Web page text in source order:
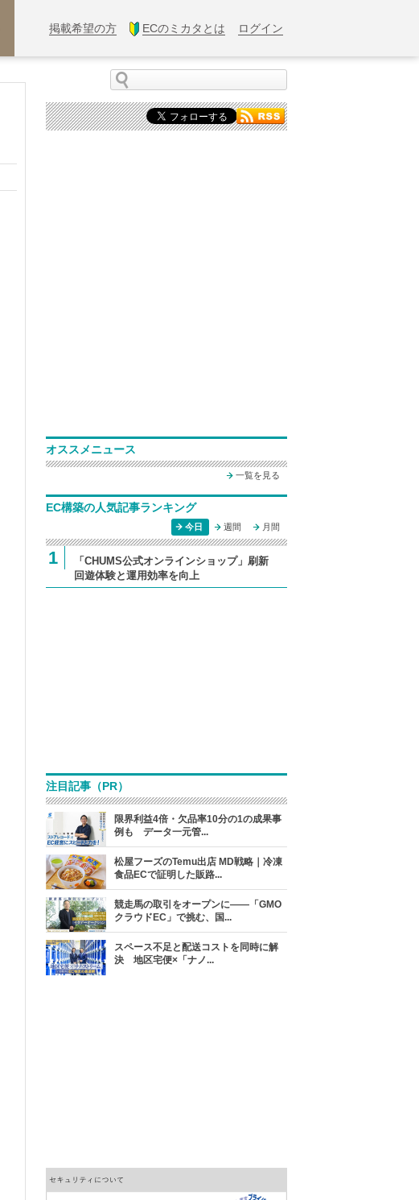
掲載希望の方 ECのミカタとは ログイン
オススメニュース
一覧を見る
EC構築の人気記事ランキング
今日 週間 月間
1
「CHUMS公式オンラインショップ」刷新
回遊体験と運用効率を向上
注目記事（PR）
限界利益4倍・欠品率10分の1の成果事
例も データ一元管...
松屋フーズのTemu出店 MD戦略｜冷凍
食品ECで証明した販路...
競走馬の取引をオープンに――「GMO
クラウドEC」で挑む、国...
スペース不足と配送コストを同時に解
決 地区宅便×「ナノ...